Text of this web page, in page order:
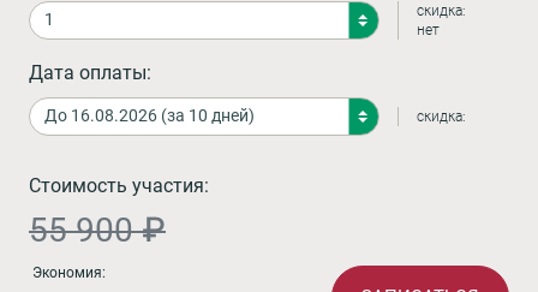
скидка:
нет
Дата оплаты:
скидка:
Стоимость участия:
55 900 ₽
Экономия: